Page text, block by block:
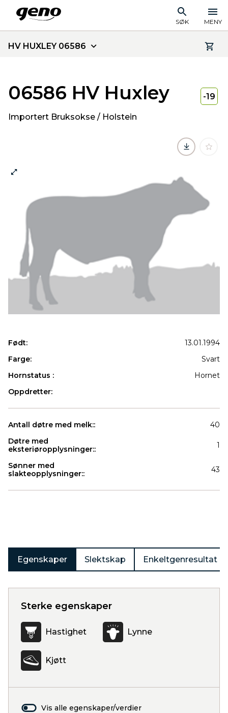
SØK MENY
HV HUXLEY 06586
06586 HV Huxley
Importert Bruksokse / Holstein
-19
Født:
13.01.1994
Farge:
Svart
Hornstatus :
Hornet
Oppdretter:
Antall døtre med melk::
40
Døtre med
eksteriøropplysninger::
1
Sønner med
slakteopplysninger::
43
Egenskaper Slektskap Enkeltgenresultat
Sterke egenskaper
Hastighet Lynne
Kjøtt
Vis alle egenskaper/verdier